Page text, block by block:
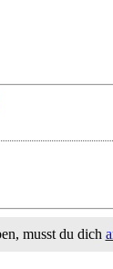
musst du dich